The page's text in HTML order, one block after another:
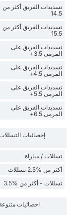
تسديدات الفريق أكثر من
14.5
تسديدات الفريق أكثر من
15.5
تسديدات الفريق على
المرمى 3.5+
تسديدات الفريق على
المرمى 4.5+
تسديدات الفريق على
المرمى 5.5+
تسديدات الفريق على
المرمى 6.5+
إحصائيات
تسللات / مباراة
أكثر من %2.5 تسللات
تسللات - أكثر من %3.5
احصائيات متنوعة